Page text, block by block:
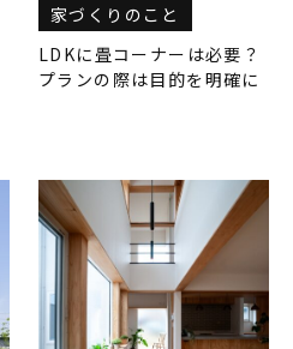
家づくりのこと
LDKに畳コーナーは必要？
プランの際は目的を明確に